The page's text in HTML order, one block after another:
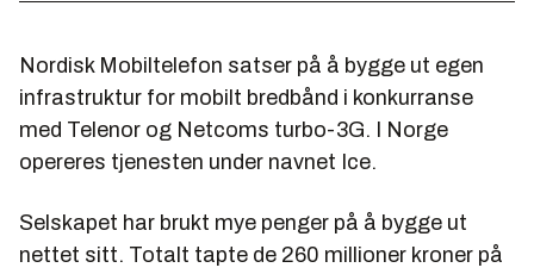
Nordisk Mobiltelefon satser på å bygge ut egen
infrastruktur for mobilt bredbånd i konkurranse
med Telenor og Netcoms turbo-3G. I Norge
opereres tjenesten under navnet Ice.
Selskapet har brukt mye penger på å bygge ut
nettet sitt. Totalt tapte de 260 millioner kroner på